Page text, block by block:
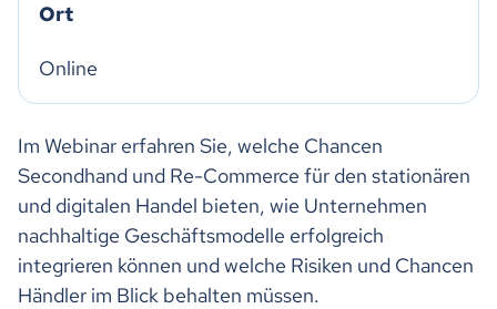
Im Webinar erfahren Sie, welche Chancen
Secondhand und Re-Commerce für den stationären
und digitalen Handel bieten, wie Unternehmen
nachhaltige Geschäftsmodelle erfolgreich
integrieren können und welche Risiken und Chancen
Händler im Blick behalten müssen.
Ort
Online